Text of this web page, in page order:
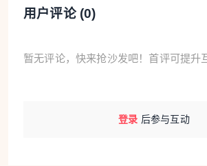
用户评论 (0)
暂无评论，快来抢沙发吧！首评可提升
登录 后参与互动